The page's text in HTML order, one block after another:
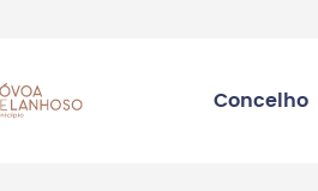
Concelho